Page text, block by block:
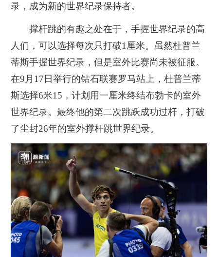
录，成为新的世界纪录保持者。
撑杆跳的有趣之处在于，手握世界纪录的高
人们，可以选择每次只打破1厘米。 虽然杜普兰
蒂斯手握世界纪录，但是室外比赛尚未被征服。
在9月17日举行的钻石联赛罗马站上，杜普兰蒂
斯选择6米15，计划用一厘米终结布勃卡的室外
世界纪录。最终他的第二次跳跃成功过杆，打破
了尘封26年的室外撑杆跳世界纪录。